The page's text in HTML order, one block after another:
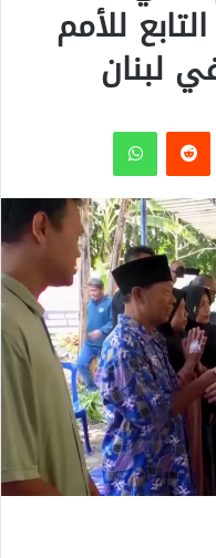
للأمم
لبنان
واتساب